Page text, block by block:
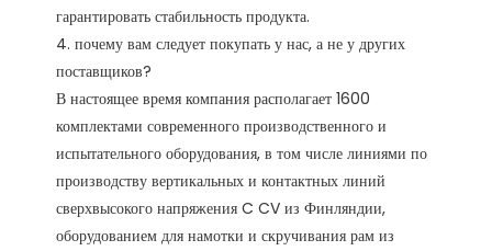
гарантировать стабильность продукта.
4. почему вам следует покупать у нас, а не у других
поставщиков?
В настоящее время компания располагает 1600
комплектами современного производственного и
испытательного оборудования, в том числе линиями по
производству вертикальных и контактных линий
сверхвысокого напряжения C CV из Финляндии,
оборудованием для намотки и скручивания рам из